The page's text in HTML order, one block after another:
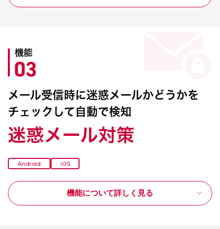
機能
メール受信時に迷惑メールかどうかを
チェックして自動で検知
迷惑メール対策
Android iOS
機能について詳しく見る